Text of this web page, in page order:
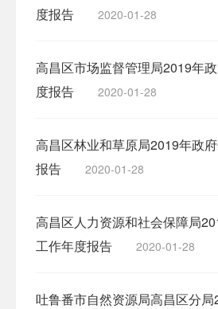
度报告
2020-01-28
高昌区市场监督管理局2019年
度报告
2020-01-28
高昌区林业和草原局2019年政
报告
2020-01-28
高昌区人力资源和社会保障局
工作年度报告
2020-01-28
吐鲁番市自然资源局高昌区分